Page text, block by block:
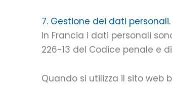
7. Gestione dei dati personali.
In Francia i dati personali
226-13 del Codice penale e
Quando si utilizza il sito web